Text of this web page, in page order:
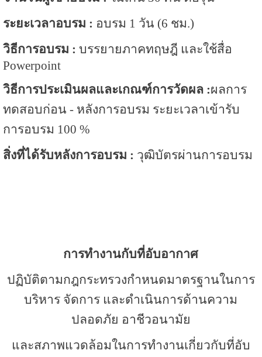
ระยะเวลาอบรม : อบรม 1 วัน (6 ชม.)
วิธีการอบรม : บรรยายภาคทฤษฎี และใช้สื่อ
Powerpoint
วิธีการประเมินผลและเกณฑ์การวัดผล :ผลการ
ทดสอบก่อน - หลังการอบรม ระยะเวลาเข้ารับ
การอบรม 100 %
สิ่งที่ได้รับหลังการอบรม : วุฒิบัตรผ่านการอบรม
การทำงานกับที่อับอากาศ
ปฏิบัติตามกฎกระทรวงกำหนดมาตรฐานในการ
บริหาร จัดการ และดำเนินการด้านความ
ปลอดภัย อาชีวอนามัย
และสภาพแวดล้อมในการทำงานเกี่ยวกับที่อับ